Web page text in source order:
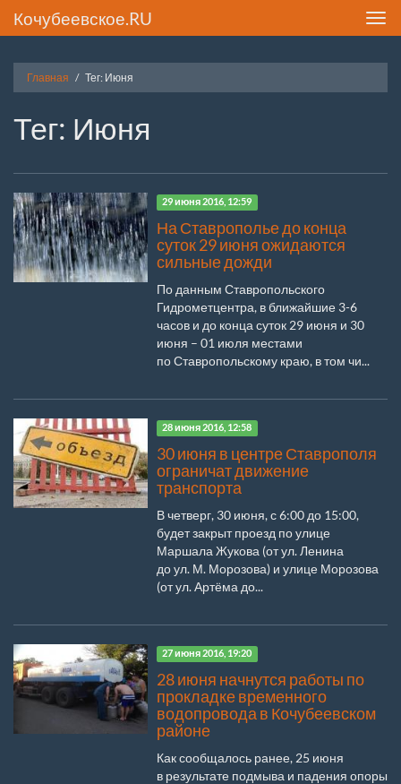
Кочубеевское.RU
Главная Тег: Июня
Тег: Июня
29 июня 2016, 12:59
На Ставрополье до конца
суток 29 июня ожидаются
сильные дожди
По данным Ставропольского
Гидрометцентра, в ближайшие 3-6
часов и до конца суток 29 июня и 30
июня – 01 июля местами
по Ставропольскому краю, в том чи...
28 июня 2016, 12:58
30 июня в центре Ставрополя
ограничат движение
транспорта
В четверг, 30 июня, с 6:00 до 15:00,
будет закрыт проезд по улице
Маршала Жукова (от ул. Ленина
до ул. М. Морозова) и улице Морозова
(от ул. Артёма до...
27 июня 2016, 19:20
28 июня начнутся работы по
прокладке временного
водопровода в Кочубеевском
районе
Как сообщалось ранее, 25 июня
в результате подмыва и падения опоры